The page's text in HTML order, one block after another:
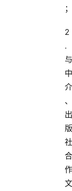
；
2
.
与
中
介
、
出
版
社
合
作
文